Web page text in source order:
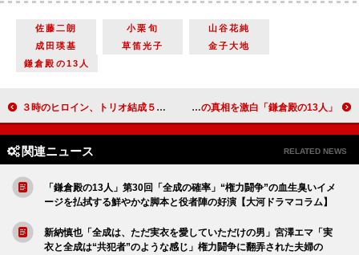
佐藤二朗 小栗旬
山谷花純
成田瑛基
草笛光子
金子大地
鎌倉殿の13人
３時のヒロイン、トリオ結成５年「覚悟がある人が夢をかなえることができる」【インタビュー】 「鎌倉殿の13人」草笛光子「私が一人で決めてぶった、みたいな話に」 頼朝ビンタの真相を激白！
関連ニュース RELATED NEWS
「鎌倉殿の13人」第30回「全成の確率」“権力闘争”の血生臭いイメ
ージを払拭する鮮やかな脚本と役者陣の好演【大河ドラマコラム】
新納慎也「全成は、ただ実衣を愛していただけの男」宮澤エマ「実
衣と全成は“共犯者”のような感じ」権力闘争に翻弄された夫婦の